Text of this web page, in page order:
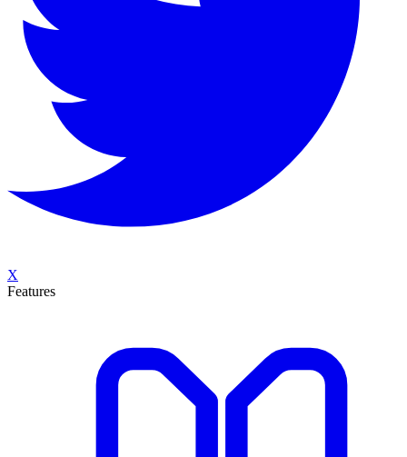
X
Features